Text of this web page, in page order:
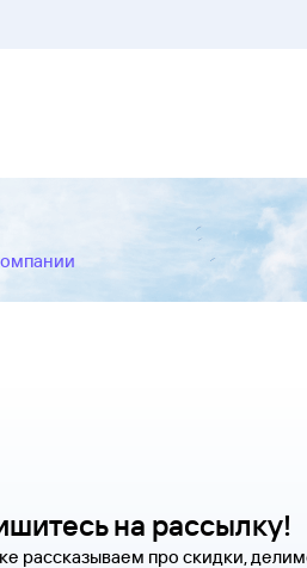
на рассылку!
рассказываем про скидки,